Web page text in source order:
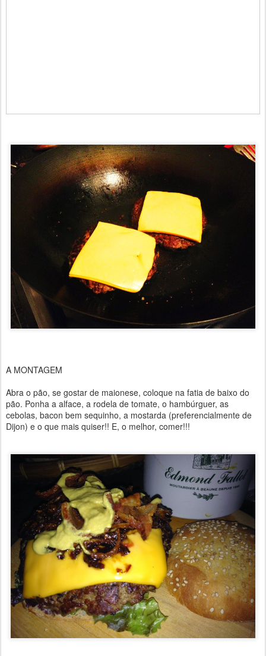
A MONTAGEM
Abra o pão, se gostar de maionese, coloque na fatia de baixo do
pão. Ponha a alface, a rodela de tomate, o hambúrguer, as
cebolas, bacon bem sequinho, a mostarda (preferencialmente de
Dijon) e o que mais quiser!! E, o melhor, comer!!!